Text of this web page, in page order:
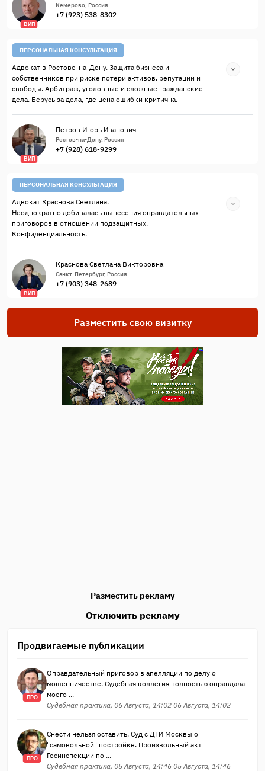
ВИП
Кемерово, Россия
+7 (923) 538-8302
ПЕРСОНАЛЬНАЯ КОНСУЛЬТАЦИЯ
Адвокат в Ростове-на-Дону. Защита бизнеса и
собственников при риске потери активов, репутации и
свободы. Арбитраж, уголовные и сложные гражданские
дела. Берусь за дела, где цена ошибки критична.
ВИП
Петров Игорь Иванович
Ростов-на-Дону, Россия
+7 (928) 618-9299
ПЕРСОНАЛЬНАЯ КОНСУЛЬТАЦИЯ
Адвокат Краснова Светлана.
Неоднократно добивалась вынесения оправдательных
приговоров в отношении подзащитных.
Конфиденциальность.
ВИП
Краснова Светлана Викторовна
Санкт-Петербург, Россия
+7 (903) 348-2689
Разместить свою визитку
Разместить рекламу
Отключить рекламу
Продвигаемые публикации
ПРО
Оправдательный приговор в апелляции по делу о
мошенничестве. Судебная коллегия полностью оправдала
моего ...
Судебная практика, 06 Августа, 14:02 06 Августа, 14:02
ПРО
Снести нельзя оставить. Суд с ДГИ Москвы о
"самовольной" постройке. Произвольный акт
Госинспекции по ...
Судебная практика, 05 Августа, 14:46 05 Августа, 14:46